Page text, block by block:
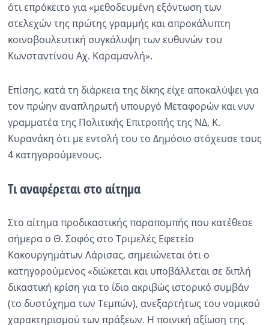
ότι επρόκειτο για «μεθοδευμένη εξόντωση των
στελεχών της πρώτης γραμμής και απροκάλυπτη
κοινοβουλευτική συγκάλυψη των ευθυνών του
Κωνσταντίνου Αχ. Καραμανλή».
Επίσης, κατά τη διάρκεια της δίκης είχε αποκαλύψει για
τον πρώην αναπληρωτή υπουργό Μεταφορών και νυν
γραμματέα της Πολιτικής Επιτροπής της ΝΔ, Κ.
Κυρανάκη ότι με εντολή του το Δημόσιο στόχευσε τους
4 κατηγορούμενους.
Τι αναφέρεται στο αίτημα
Στο αίτημα προδικαστικής παραπομπής που κατέθεσε
σήμερα ο Θ. Σοφός στο Τριμελές Εφετείο
Κακουργημάτων Λάρισας, σημειώνεται ότι ο
κατηγορούμενος «διώκεται και υποβάλλεται σε διπλή
δικαστική κρίση για το ίδιο ακριβώς ιστορικό συμβάν
(το δυστύχημα των Τεμπών), ανεξαρτήτως του νομικού
χαρακτηρισμού των πράξεων. Η ποινική αξίωση της